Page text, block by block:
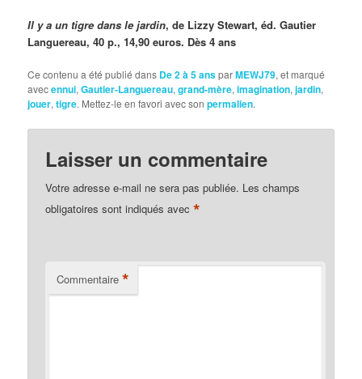
Il y a un tigre dans le jardin, de Lizzy Stewart, éd. Gautier
Languereau, 40 p., 14,90 euros. Dès 4 ans
Ce contenu a été publié dans De 2 à 5 ansparMEWJ79, et marqué
avecennui,Gautier-Languereau,grand-mère,imagination,jardin,
jouer,tigre. Mettez-le en favori avec sonpermalien.
Laisser un commentaire
Votre adresse e-mail ne sera pas publiée. Les champs
obligatoires sont indiqués avec*
Commentaire *